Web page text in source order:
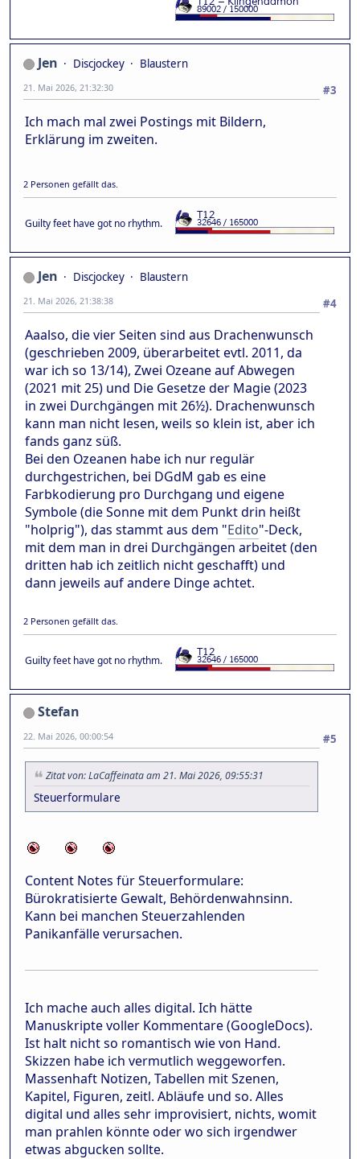
Jen Discjockey
Blaustern
#3
21. Mai 2026, 21:32:30
Ich mach mal zwei Postings mit Bildern,
Erklärung im zweiten.
2 Personen gefällt das.
Guilty feet have got no rhythm.
Jen Discjockey
Blaustern
#4
21. Mai 2026, 21:38:38
Aaalso, die vier Seiten sind aus Drachenwunsch
(geschrieben 2009, überarbeitet evtl. 2011, da
war ich so 13/14), Zwei Ozeane auf Abwegen
(2021 mit 25) und Die Gesetze der Magie (2023
in zwei Durchgängen mit 26½). Drachenwunsch
kann man nicht lesen, weils so klein ist, aber ich
fands ganz süß.
Bei den Ozeanen habe ich nur regulär
durchgestrichen, bei DGdM gab es eine
Farbkodierung pro Durchgang und eigene
Symbole (die Sonne mit dem Punkt drin heißt
"holprig"), das stammt aus dem "Edito"-Deck,
mit dem man in drei Durchgängen arbeitet (den
dritten hab ich zeitlich nicht geschafft) und
dann jeweils auf andere Dinge achtet.
2 Personen gefällt das.
Guilty feet have got no rhythm.
Stefan
#5
22. Mai 2026, 00:00:54
Zitat von: LaCaffeinata am 21. Mai 2026, 09:55:31
Steuerformulare
Content Notes für Steuerformulare:
Bürokratisierte Gewalt, Behördenwahnsinn.
Kann bei manchen Steuerzahlenden
Panikanfälle verursachen.
Ich mache auch alles digital. Ich hätte
Manuskripte voller Kommentare (GoogleDocs).
Ist halt nicht so romantisch wie von Hand.
Skizzen habe ich vermutlich weggeworfen.
Massenhaft Notizen, Tabellen mit Szenen,
Kapitel, Figuren, zeitl. Abläufe und so. Alles
digital und alles sehr improvisiert, nichts, womit
man prahlen könnte oder wo sich irgendwer
etwas abgucken sollte.